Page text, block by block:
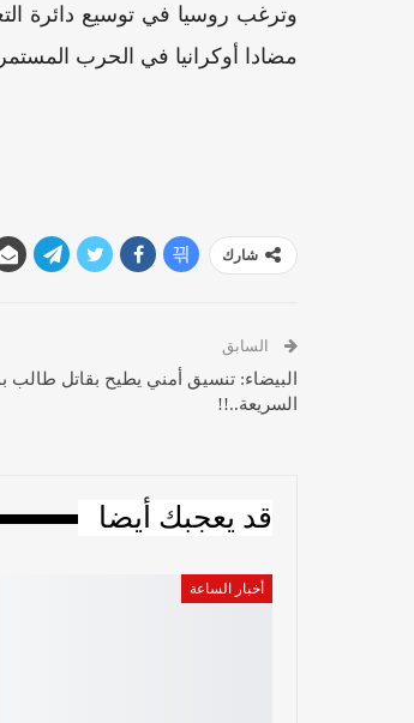
وترغب روسيا في توسيع دائرة
مضادا أوكرانيا في الحرب المستمرة منذ
شارك
السابق
البيضاء: تنسيق أمني يطيح بقاتل طالب
السريعة..!!
قد يعجبك أيضا
أخبار الساعة